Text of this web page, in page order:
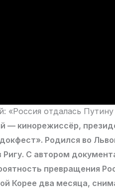
«Россия отдалась Путину
— кинорежиссёр,
Родился во
Ригу. С автором
превращения
Корее два месяца,